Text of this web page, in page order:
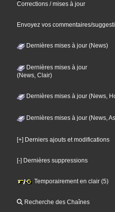
Corrections / mises à jour
Envoyez vos commentaires/
Dernières mises à jour (News)
Dernières mises à jour
(News, Clair)
Dernières mises à jour (News,
Dernières mises à jour (News,
[+] Derniers ajouts et modifications
[-] Dernières suppressions
Temporairement en clair (5)
Recherche des Chaînes